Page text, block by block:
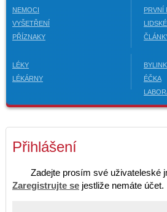
NEMOCI
VYŠETŘENÍ
PŘÍZNAKY
PRVNÍ
LÉKY
LÉKÁRNY
ÉČKA
Přihlášení
Zadejte prosím své uživateleské
Zaregistrujte se jestliže nemáte účet.